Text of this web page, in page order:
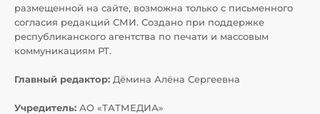
размещенной на сайте, возможна только с письменного
согласия редакций СМИ. Создано при поддержке
республиканского агентства по печати и массовым
коммуникациям РТ.
Главный редактор: Дёмина Алёна Сергеевна
Учредитель: АО «ТАТМЕДИА»